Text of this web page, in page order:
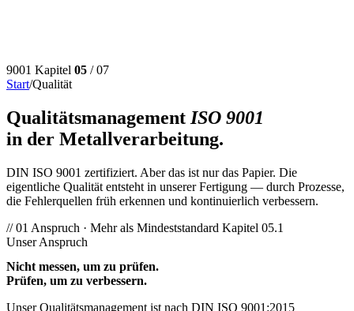
9001 Kapitel 05 / 07
Start/Qualität
Qualitätsmanagement ISO 9001
in der Metallverarbeitung.
DIN ISO 9001 zertifiziert. Aber das ist nur das Papier. Die
eigentliche Qualität entsteht in unserer Fertigung — durch Prozesse,
die Fehler­quellen früh erkennen und kontinuierlich verbessern.
// 01 Anspruch · Mehr als Mindeststandard Kapitel 05.1
Unser Anspruch
Nicht messen, um zu prüfen.
Prüfen, um zu verbessern.
Unser Qualitätsmanagement ist nach DIN ISO 9001:2015